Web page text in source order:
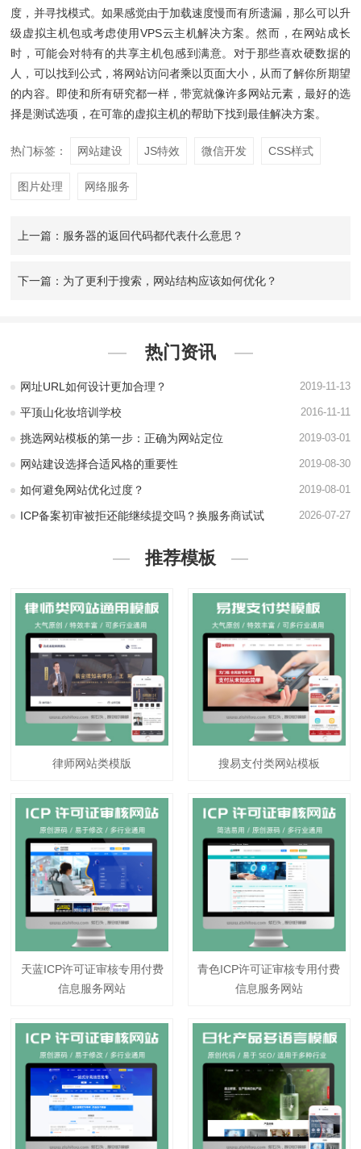
度，并寻找模式。如果感觉由于加载速度慢而有所遗漏，那么可以升
级虚拟主机包或考虑使用VPS云主机解决方案。然而，在网站成长
时，可能会对特有的共享主机包感到满意。对于那些喜欢硬数据的
人，可以找到公式，将网站访问者乘以页面大小，从而了解你所期望
的内容。即使和所有研究都一样，带宽就像许多网站元素，最好的选
择是测试选项，在可靠的虚拟主机的帮助下找到最佳解决方案。
热门标签： 网站建设 JS特效 微信开发 CSS样式
图片处理 网络服务
上一篇：服务器的返回代码都代表什么意思？
下一篇：为了更利于搜索，网站结构应该如何优化？
热门资讯
网址URL如何设计更加合理？ 2019-11-13
平顶山化妆培训学校 2016-11-11
挑选网站模板的第一步：正确为网站定位 2019-03-01
网站建设选择合适风格的重要性 2019-08-30
如何避免网站优化过度？ 2019-08-01
ICP备案初审被拒还能继续提交吗？换服务商试试 2026-07-27
推荐模板
律师网站类模版 搜易支付类网站模板
天蓝ICP许可证审核专用付费
信息服务网站
青色ICP许可证审核专用付费
信息服务网站